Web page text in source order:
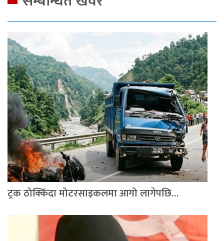
ट्रक ठोक्किँदा मोटरसाइकलमा आगो लागेपछि…